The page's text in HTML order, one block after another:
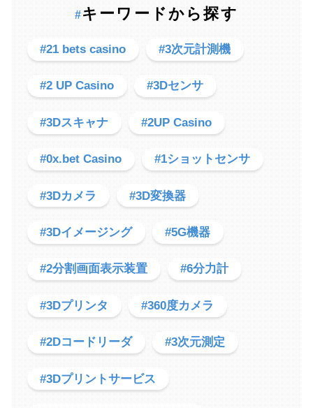
#キーワードから探す
#21 bets casino #3次元計測機
#2 UP Casino #3Dセンサ
#3Dスキャナ #2UP Casino
#0x.bet Casino #1ショットセンサ
#3Dカメラ #3D変換器
#3Dイメージング #5G機器
#2分割画面表示装置 #6分力計
#3Dプリンタ #360度カメラ
#2Dコードリーダ #3次元測定
#3Dプリントサービス